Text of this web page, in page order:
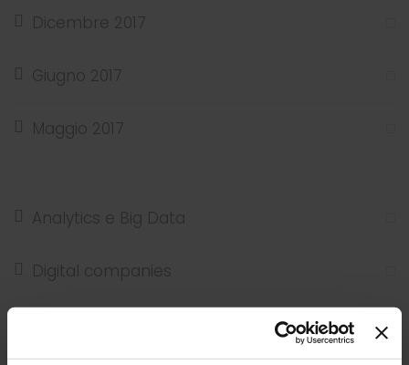
Dicembre 2017
Giugno 2017
Maggio 2017
Analytics e Big Data
Digital companies